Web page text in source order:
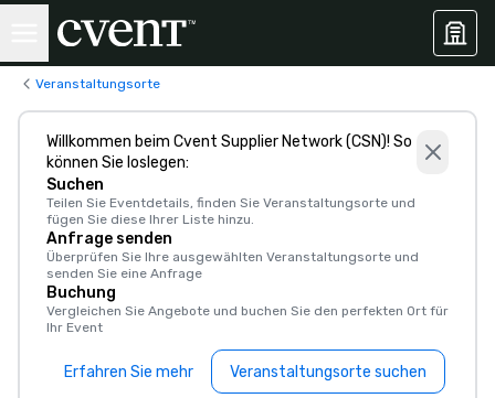
Veranstaltungsorte
Willkommen beim Cvent Supplier Network (CSN)! So
können Sie loslegen:
Suchen
Teilen Sie Eventdetails, finden Sie Veranstaltungsorte und
fügen Sie diese Ihrer Liste hinzu.
Anfrage senden
Überprüfen Sie Ihre ausgewählten Veranstaltungsorte und
senden Sie eine Anfrage
Buchung
Vergleichen Sie Angebote und buchen Sie den perfekten Ort für
Ihr Event
Erfahren Sie mehr Veranstaltungsorte suchen